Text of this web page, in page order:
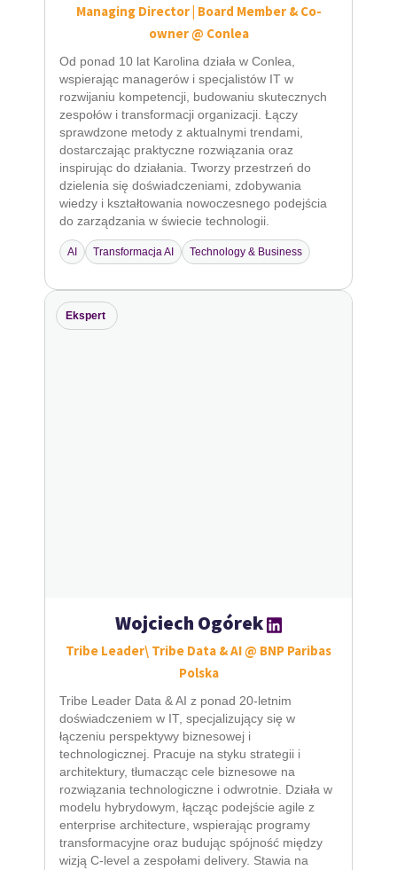
Managing Director | Board Member & Co-
owner @ Conlea
Od ponad 10 lat Karolina działa w Conlea,
wspierając managerów i specjalistów IT w
rozwijaniu kompetencji, budowaniu skutecznych
zespołów i transformacji organizacji. Łączy
sprawdzone metody z aktualnymi trendami,
dostarczając praktyczne rozwiązania oraz
inspirując do działania. Tworzy przestrzeń do
dzielenia się doświadczeniami, zdobywania
wiedzy i kształtowania nowoczesnego podejścia
do zarządzania w świecie technologii.
AI Transformacja AI Technology & Business
Ekspert
Wojciech Ogórek
Tribe Leader\ Tribe Data & AI @ BNP Paribas
Polska
Tribe Leader Data & AI z ponad 20-letnim
doświadczeniem w IT, specjalizujący się w
łączeniu perspektywy biznesowej i
technologicznej. Pracuje na styku strategii i
architektury, tłumacząc cele biznesowe na
rozwiązania technologiczne i odwrotnie. Działa w
modelu hybrydowym, łącząc podejście agile z
enterprise architecture, wspierając programy
transformacyjne oraz budując spójność między
wizją C-level a zespołami delivery. Stawia na